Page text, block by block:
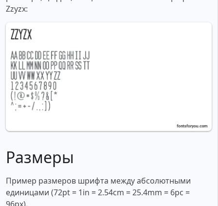
Zzyzx:
Размеры
Пример размеров шрифта между абсолютными
единицами (72pt = 1in = 2.54cm = 25.4mm = 6pc =